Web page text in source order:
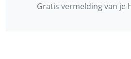
Gratis vermelding van je